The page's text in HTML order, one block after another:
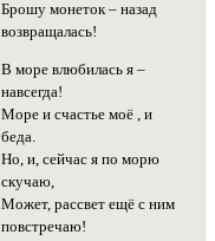
Брошу монеток – назад
возвращалась!
В море влюбилась я –
навсегда!
Море и счастье моё , и
беда.
Но, и, сейчас я по морю
скучаю,
Может, рассвет ещё с ним
повстречаю!